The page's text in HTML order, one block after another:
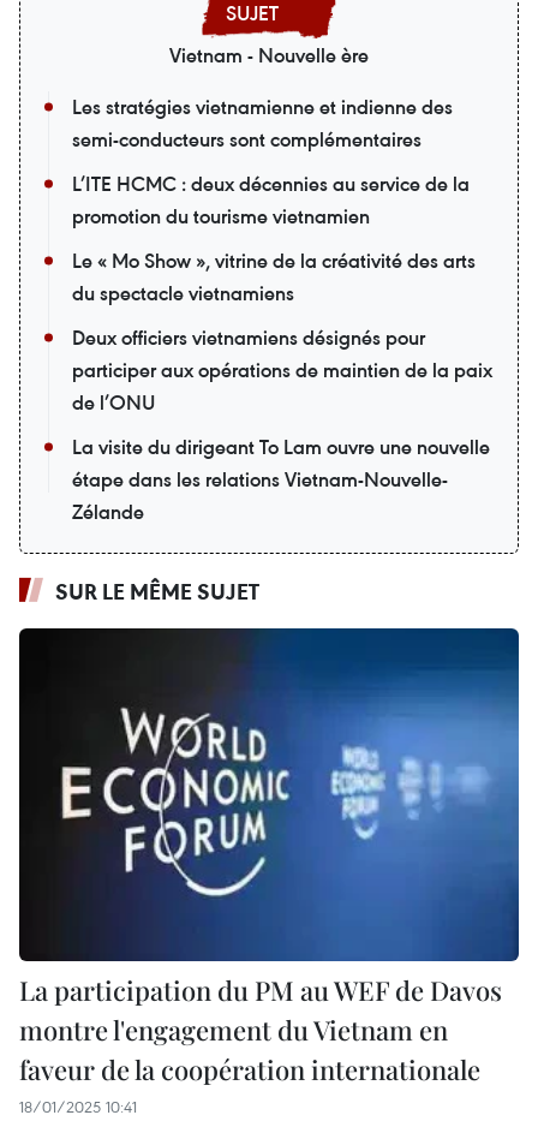
Vietnam - Nouvelle ère
Les stratégies vietnamienne et indienne des
semi-conducteurs sont complémentaires
L’ITE HCMC : deux décennies au service de la
promotion du tourisme vietnamien
Le « Mo Show », vitrine de la créativité des arts
du spectacle vietnamiens
Deux officiers vietnamiens désignés pour
participer aux opérations de maintien de la paix
de l’ONU
La visite du dirigeant To Lam ouvre une nouvelle
étape dans les relations Vietnam-Nouvelle-
Zélande
SUR LE MÊME SUJET
La participation du PM au WEF de Davos
montre l'engagement du Vietnam en
faveur de la coopération internationale
18/01/2025 10:41